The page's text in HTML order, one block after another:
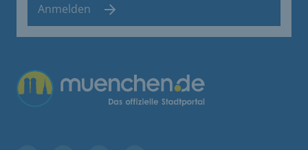
Anmelden
Übergreifende Links